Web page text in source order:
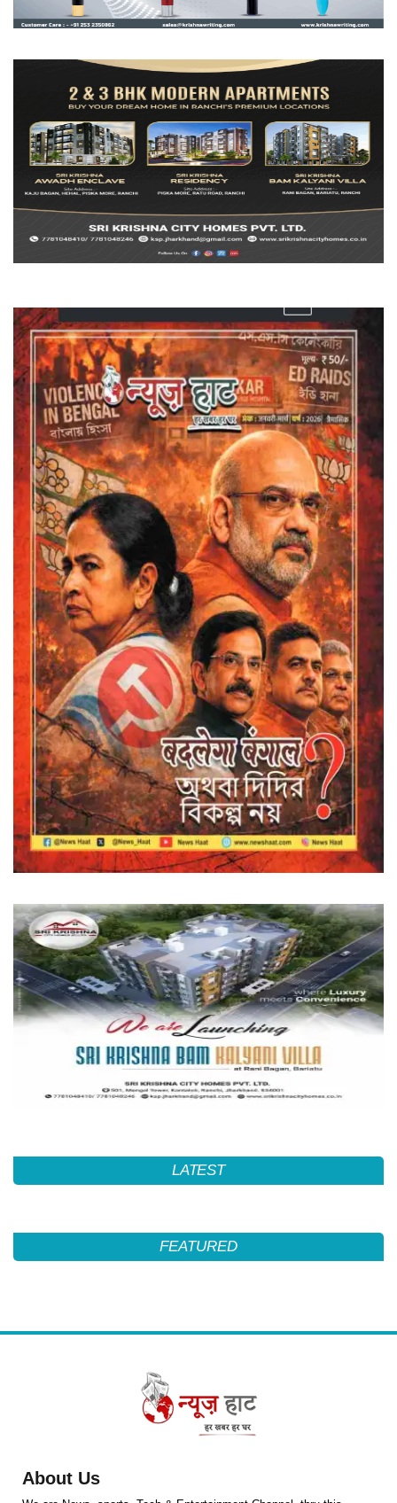
LATEST
FEATURED
About Us